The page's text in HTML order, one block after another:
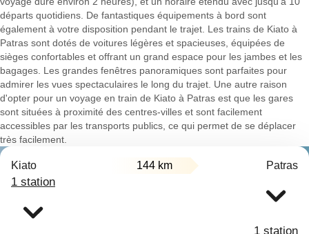
départs quotidiens. De fantastiques équipements à bord sont
également à votre disposition pendant le trajet. Les trains de Kiato à
Patras sont dotés de voitures légères et spacieuses, équipées de
sièges confortables et offrant un grand espace pour les jambes et les
bagages. Les grandes fenêtres panoramiques sont parfaites pour
admirer les vues spectaculaires le long du trajet. Une autre raison
d'opter pour un voyage en train de Kiato à Patras est que les gares
sont situées à proximité des centres-villes et sont facilement
accessibles par les transports publics, ce qui permet de se déplacer
très facilement.
Kiato 144 km Patras
1 station
1 station